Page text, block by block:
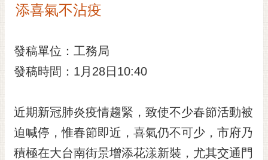
市府團隊
主題服務
市政資訊
市民互動
添喜氣不沾疫
發稿單位：工務局
發稿時間：1月28日10:40
近期新冠肺炎疫情趨緊，致使不少春節活動被
迫喊停，惟春節即近，喜氣仍不可少，市府乃
積極在大台南街景增添花漾新裝，尤其交通門